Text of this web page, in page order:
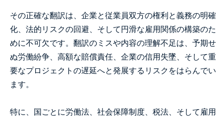
その正確な翻訳は、企業と従業員双方の権利と義務の明確
化、法的リスクの回避、そして円滑な雇用関係の構築のた
めに不可欠です。翻訳のミスや内容の理解不足は、予期せ
ぬ労働紛争、高額な賠償責任、企業の信用失墜、そして重
要なプロジェクトの遅延へと発展するリスクをはらんでい
ます。
特に、国ごとに労働法、社会保障制度、税法、そして雇用